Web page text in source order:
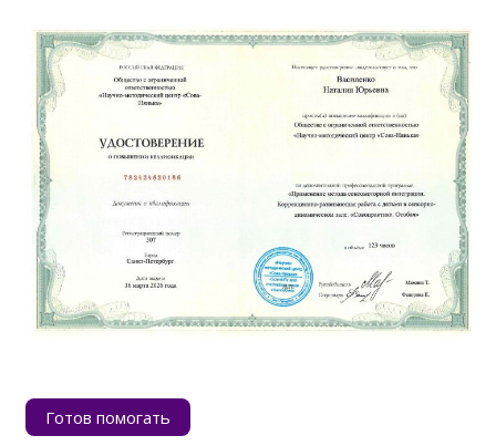
Готов помогать